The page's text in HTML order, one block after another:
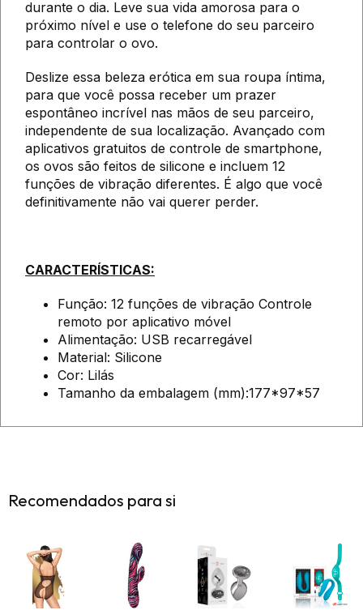
durante o dia. Leve sua vida amorosa para o
próximo nível e use o telefone do seu parceiro
para controlar o ovo.
Deslize essa beleza erótica em sua roupa íntima,
para que você possa receber um prazer
espontâneo incrível nas mãos de seu parceiro,
independente de sua localização. Avançado com
aplicativos gratuitos de controle de smartphone,
os ovos são feitos de silicone e incluem 12
funções de vibração diferentes. É algo que você
definitivamente não vai querer perder.
CARACTERÍSTICAS:
Função: 12 funções de vibração Controle
remoto por aplicativo móvel
Alimentação: USB recarregável
Material: Silicone
Cor: Lilás
Tamanho da embalagem (mm):177*97*57
Recomendados para si